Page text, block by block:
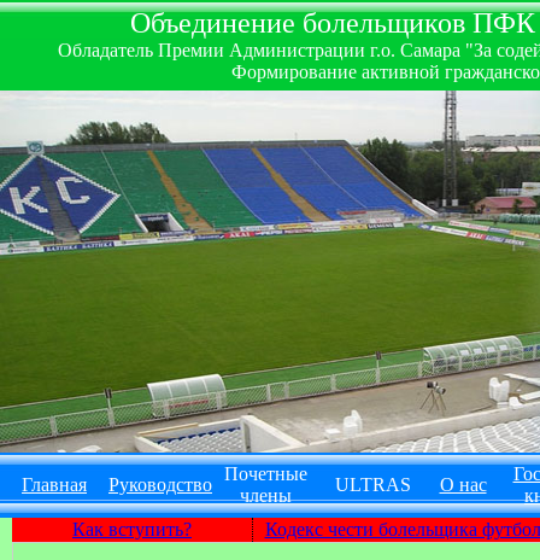
Объединение болельщиков
Обладатель Премии Администрации г.о. Самара "За
Формирование активной
Главная Руководство
Почетные
члены
ULTRAS О нас
Как вступить?
Кодекс чести болельщика